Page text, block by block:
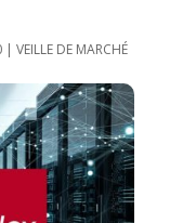
| VEILLE DE MARCHÉ